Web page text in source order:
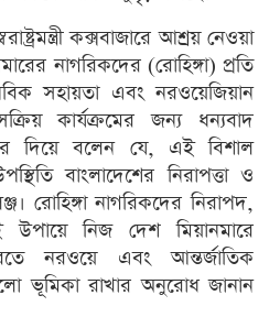
কক্সবাজারে আশ্রয় নেওয়া
নাগরিকদের (রোহিঙ্গা) প্রতি
সহায়তা এবং নরওয়েজিয়ান
কার্যক্রমের জন্য ধন্যবাদ
দিয়ে বলেন যে, এই বিশাল
বাংলাদেশের নিরাপত্তা ও
রোহিঙ্গা নাগরিকদের নিরাপদ,
উপায়ে নিজ দেশ মিয়ানমারে
নরওয়ে এবং আন্তর্জাতিক
ভূমিকা রাখার অনুরোধ জানান